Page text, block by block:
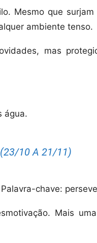
Mesmo que
ambiente tenso.
mas
água.
(23/10 A 21/11)
Palavra-chave:
Mais